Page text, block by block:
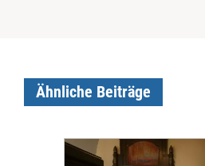
Ähnliche Beiträge